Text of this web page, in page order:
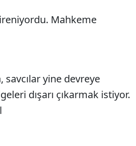
Mahkeme
savcılar yine devreye
dışarı çıkarmak istiyor.